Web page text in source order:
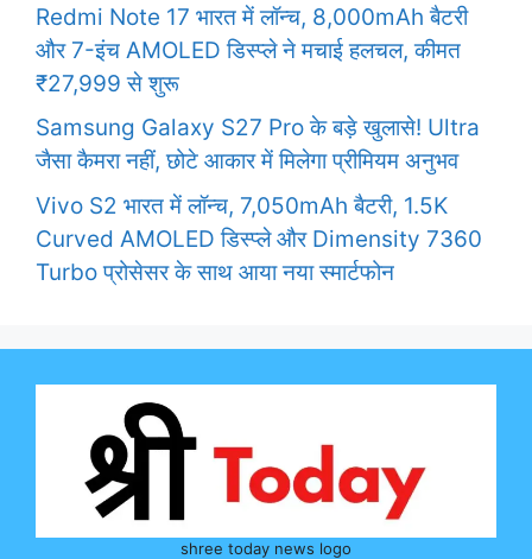
Redmi Note 17 भारत में लॉन्च, 8,000mAh बैटरी
और 7-इंच AMOLED डिस्प्ले ने मचाई हलचल, कीमत
₹27,999 से शुरू
Samsung Galaxy S27 Pro के बड़े खुलासे! Ultra
जैसा कैमरा नहीं, छोटे आकार में मिलेगा प्रीमियम अनुभव
Vivo S2 भारत में लॉन्च, 7,050mAh बैटरी, 1.5K
Curved AMOLED डिस्प्ले और Dimensity 7360
Turbo प्रोसेसर के साथ आया नया स्मार्टफोन
shree today news logo